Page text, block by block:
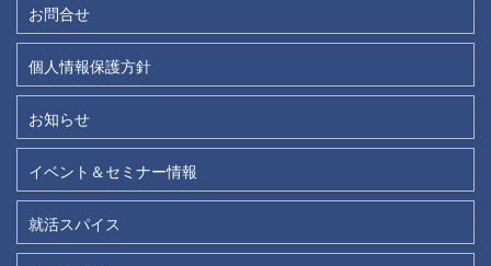
お問合せ
個人情報保護方針
お知らせ
イベント＆セミナー情報
就活スパイス